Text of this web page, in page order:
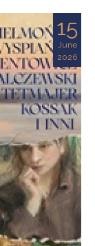
15
June
2026